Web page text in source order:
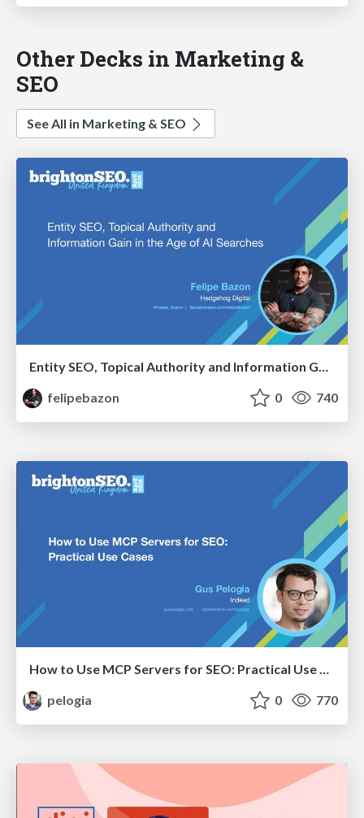
Other Decks in Marketing &
SEO
See All in Marketing & SEO
felipebazon
0 740
How to Use MCP Servers for SEO: Practical Use Cases
pelogia
0 770